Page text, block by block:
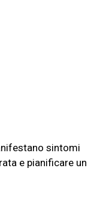
sintomi
e pianificare un